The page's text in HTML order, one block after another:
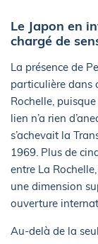
Le Japon en
chargé de
La présence de
particulière dans
Rochelle,
lien n’a rien
s’achevait la
1969. Plus de
entre La
une dimension
ouverture
Au-delà de la